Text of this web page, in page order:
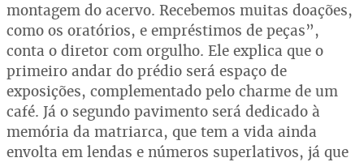
montagem do acervo. Recebemos muitas doações,
como os oratórios, e empréstimos de peças”,
conta o diretor com orgulho. Ele explica que o
primeiro andar do prédio será espaço de
exposições, complementado pelo charme de um
café. Já o segundo pavimento será dedicado à
memória da matriarca, que tem a vida ainda
envolta em lendas e números superlativos, já que